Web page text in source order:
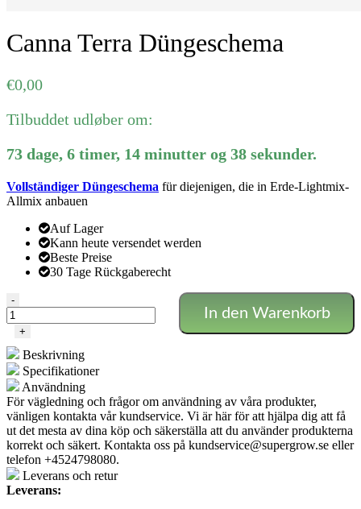
Canna Terra Düngeschema
€0,00
Tilbuddet udløber om:
73 dage, 6 timer, 14 minutter og 38 sekunder.
Vollständiger Düngeschema für diejenigen, die in Erde-Lightmix-
Allmix anbauen
Auf Lager
Kann heute versendet werden
Beste Preise
30 Tage Rückgaberecht
Canna
Terra
Düngeschema
-
+
In den Warenkorb
Beskrivning
Specifikationer
Användning
För vägledning och frågor om användning av våra produkter,
vänligen kontakta vår kundservice. Vi är här för att hjälpa dig att få
ut det mesta av dina köp och säkerställa att du använder produkterna
korrekt och säkert. Kontakta oss på kundservice@supergrow.se eller
telefon +4524798080.
Leverans och retur
Leverans: